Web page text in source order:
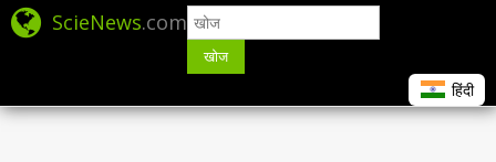
ScieNews.com
खोज
हिंदी